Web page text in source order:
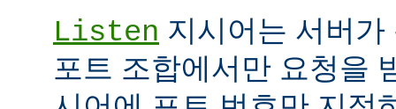
Listen 지시어는 서버
포트 조합에서만 요청을